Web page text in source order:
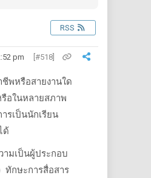
RSS
pm [#518]
ชีพหรือสายงานใด
อในหลายสภาพ
รเป็นนักเรียน
ด้
ามเป็นผู้ประกอบ
ทักษะการสื่อสาร